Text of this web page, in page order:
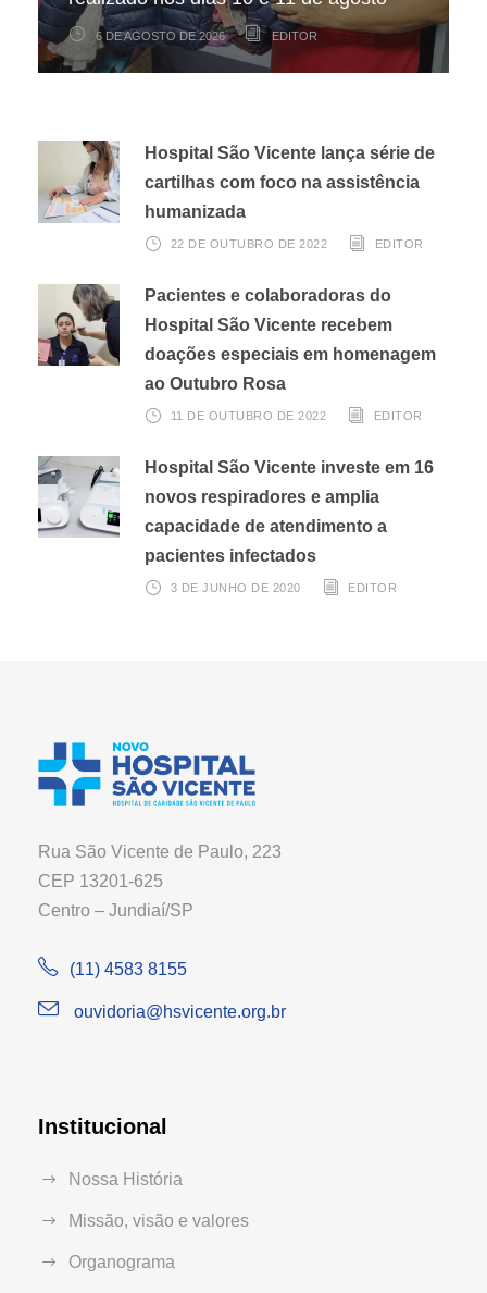
6 DE AGOSTO DE 2026 EDITOR
6 DE AGOSTO DE 2026 EDITOR
3 DE AGOSTO DE 2026 EDITOR
Hospital São Vicente lança série de
cartilhas com foco na assistência
humanizada
22 DE OUTUBRO DE 2022 EDITOR
Pacientes e colaboradoras do
Hospital São Vicente recebem
doações especiais em homenagem
ao Outubro Rosa
11 DE OUTUBRO DE 2022 EDITOR
Hospital São Vicente investe em 16
novos respiradores e amplia
capacidade de atendimento a
pacientes infectados
3 DE JUNHO DE 2020 EDITOR
Rua São Vicente de Paulo, 223
CEP 13201-625
Centro – Jundiaí/SP
(11) 4583 8155
ouvidoria@hsvicente.org.br
Institucional
Nossa História
Missão, visão e valores
Organograma